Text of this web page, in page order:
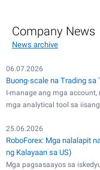
Company News
News archive
06.07.2026
Buong-scale na Trading sa
I-manage ang mga
mga analytical tool sa
25.06.2026
RoboForex: Mga nalalapit
ng Kalayaan sa US)
Mga pagsasaayos sa